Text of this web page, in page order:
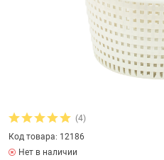
(4)
Код товара: 12186
Нет в наличии